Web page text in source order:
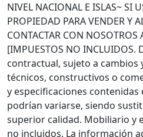
NIVEL NACIONAL E ISLAS~ SI
PROPIEDAD PARA VENDER Y
CONTACTAR CON
[IMPUESTOS NO
contractual, sujeto a cambios
técnicos, constructivos o
y especificaciones
podrían variarse, siendo
superior calidad. Mobiliario y
no incluidos. La información